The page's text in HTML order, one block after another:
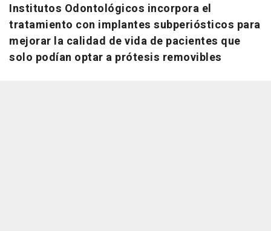
Institutos Odontológicos incorpora el
tratamiento con implantes subperiósticos para
mejorar la calidad de vida de pacientes que
solo podían optar a prótesis removibles